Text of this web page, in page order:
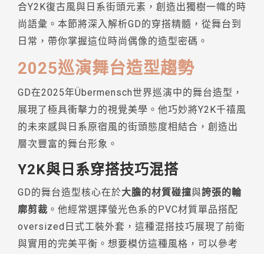
合Y2K復古風與日系街頭元素，創造出獨樹一幟的時
尚語彙。本節將深入解析GD的穿搭精髓，從舞台到
日常，帶你掌握這位時尚偶像的造型密碼。
2025巡演舞台造型趨勢
GD在2025年Übermensch世界巡演中的舞台造型，
展現了極具衝擊力的視覺美學。他巧妙將Y2K千禧風
的未來感與日系原宿風的街頭態度相結合，創造出
層次豐富的舞台形象。
Y2K與日系穿搭技巧混搭
GD的舞台造型核心在於大膽的材質碰撞與誇張的輪
廓剪裁 。他經常選擇螢光色系的PVC材質單品搭配
oversized日式工裝外套，這種混搭技巧展現了前衛
與實用的完美平衡。想要模仿這種風格，可以參考